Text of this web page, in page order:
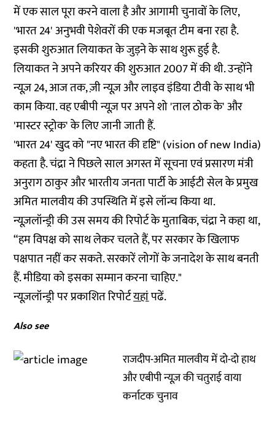
में एक साल पूरा करने वाला है और आगामी चुनावों के लिए,
'भारत 24' अनुभवी पेशेवरों की एक मजबूत टीम बना रहा है.
इसकी शुरुआत लियाकत के जुड़ने के साथ शुरू हुई है.
लियाकत ने अपने करियर की शुरुआत 2007 में की थी. उन्होंने
न्यूज़ 24, आज तक, ज़ी न्यूज़ और लाइव इंडिया टीवी के साथ भी
काम किया. वह एबीपी न्यूज़ पर अपने शो 'ताल ठोक के' और
'मास्टर स्ट्रोक' के लिए जानी जाती हैं.
'भारत 24' खुद को "नए भारत की दृष्टि" (vision of new India)
कहता है. चंद्रा ने पिछले साल अगस्त में सूचना एवं प्रसारण मंत्री
अनुराग ठाकुर और भारतीय जनता पार्टी के आईटी सेल के प्रमुख
अमित मालवीय की उपस्थिति में इसे लॉन्च किया था.
न्यूज़लॉन्ड्री की उस समय की रिपोर्ट के मुताबिक, चंद्रा ने कहा था,
“हम विपक्ष को साथ लेकर चलते हैं, पर सरकार के खिलाफ
पक्षपात नहीं कर सकते. सरकारें लोगों के जनादेश के साथ बनती
हैं. मीडिया को इसका सम्मान करना चाहिए."
न्यूज़लॉन्ड्री पर प्रकाशित रिपोर्टयहांपढें.
Also see
राजदीप-अमित मालवीय में दो-दो हाथ
और एबीपी न्यूज़ की चतुराई वाया
कर्नाटक चुनाव